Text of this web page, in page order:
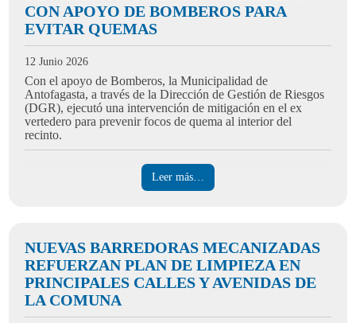
CON APOYO DE BOMBEROS PARA
EVITAR QUEMAS
12 Junio 2026
Con el apoyo de Bomberos, la Municipalidad de
Antofagasta, a través de la Dirección de Gestión de Riesgos
(DGR), ejecutó una intervención de mitigación en el ex
vertedero para prevenir focos de quema al interior del
recinto.
Leer más…
NUEVAS BARREDORAS MECANIZADAS
REFUERZAN PLAN DE LIMPIEZA EN
PRINCIPALES CALLES Y AVENIDAS DE
LA COMUNA